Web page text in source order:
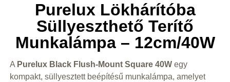
Purelux Lökhárítóba
Süllyeszthető Terítő
Munkalámpa – 12cm/40W
A Purelux Black Flush-Mount Square 40Wegy
kompakt, süllyesztett beépítésű munkalámpa, amelyet